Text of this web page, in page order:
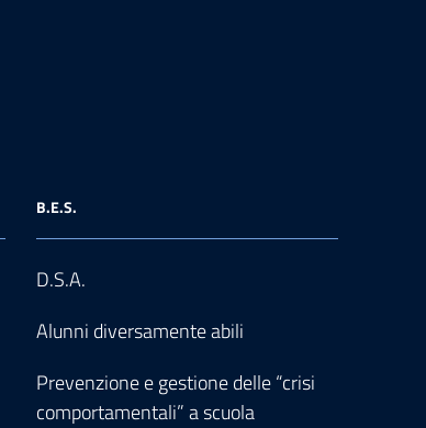
B.E.S.
D.S.A.
Alunni diversamente abili
Prevenzione e gestione delle “crisi
comportamentali” a scuola